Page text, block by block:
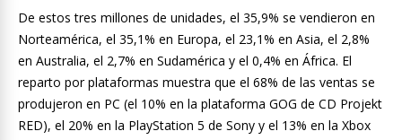
De estos tres millones de unidades, el 35,9% se vendieron en
Norteamérica, el 35,1% en Europa, el 23,1% en Asia, el 2,8%
en Australia, el 2,7% en Sudamérica y el 0,4% en África. El
reparto por plataformas muestra que el 68% de las ventas se
produjeron en PC (el 10% en la plataforma GOG de CD Projekt
RED), el 20% en la PlayStation 5 de Sony y el 13% en la Xbox